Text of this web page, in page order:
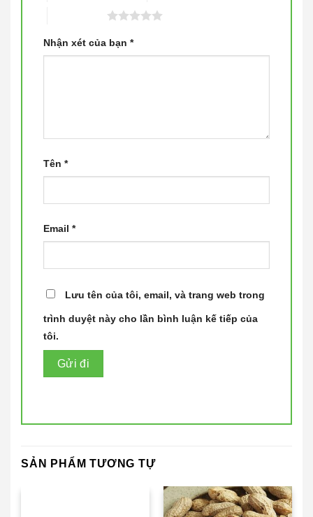
Nhận xét của bạn *
Tên *
Email *
Lưu tên của tôi, email, và trang web trong
trình duyệt này cho lần bình luận kế tiếp của
tôi.
SẢN PHẨM TƯƠNG TỰ